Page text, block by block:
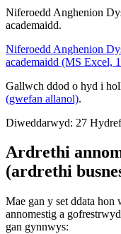
Niferoedd Anghenion
academaidd.
Niferoedd Anghenion
academaidd (MS Excel,
Gallwch ddod o hyd i
(gwefan allanol).
Diweddarwyd: 27
Ardrethi
(ardrethi
Mae gan y set ddata hon
annomestig a
gan gynnwys: